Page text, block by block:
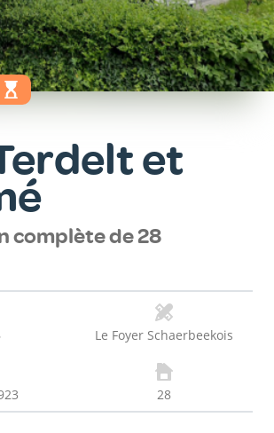
et
complète de 28
Le Foyer Schaerbeekois
28